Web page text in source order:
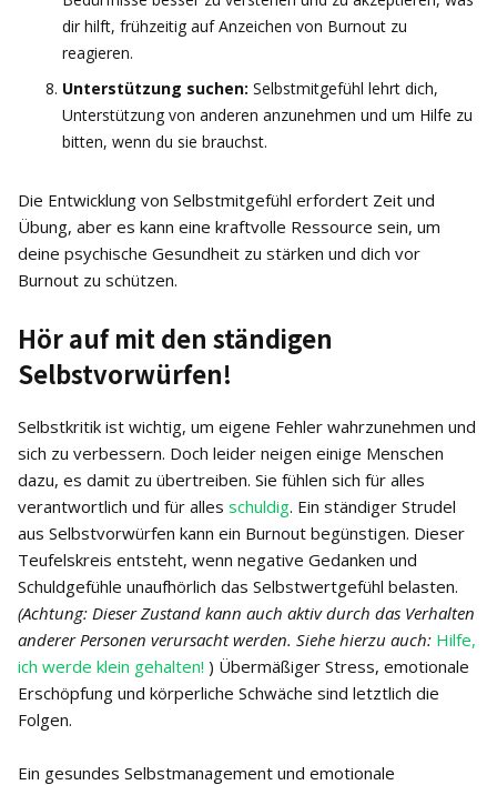
dir hilft, frühzeitig auf Anzeichen von Burnout zu
reagieren.
Unterstützung suchen: Selbstmitgefühl lehrt dich,
Unterstützung von anderen anzunehmen und um Hilfe zu
bitten, wenn du sie brauchst.
Die Entwicklung von Selbstmitgefühl erfordert Zeit und
Übung, aber es kann eine kraftvolle Ressource sein, um
deine psychische Gesundheit zu stärken und dich vor
Burnout zu schützen.
Hör auf mit den ständigen
Selbstvorwürfen!
Selbstkritik ist wichtig, um eigene Fehler wahrzunehmen und
sich zu verbessern. Doch leider neigen einige Menschen
dazu, es damit zu übertreiben. Sie fühlen sich für alles
verantwortlich und für alles schuldig. Ein ständiger Strudel
aus Selbstvorwürfen kann ein Burnout begünstigen. Dieser
Teufelskreis entsteht, wenn negative Gedanken und
Schuldgefühle unaufhörlich das Selbstwertgefühl belasten.
(Achtung: Dieser Zustand kann auch aktiv durch das Verhalten
anderer Personen verursacht werden. Siehe hierzu auch: Hilfe,
ich werde klein gehalten! ) Übermäßiger Stress, emotionale
Erschöpfung und körperliche Schwäche sind letztlich die
Folgen.
Ein gesundes Selbstmanagement und emotionale